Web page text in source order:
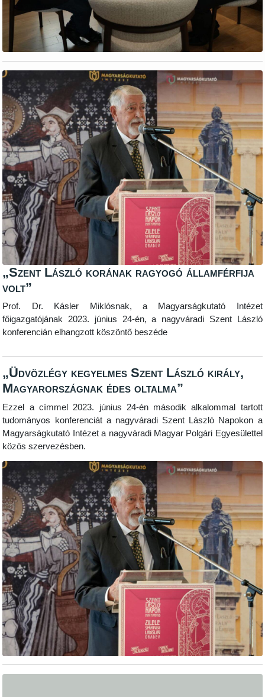
„Szent László korának ragyogó államférfija
volt”
Prof. Dr. Kásler Miklósnak, a Magyarságkutató Intézet
főigazgatójának 2023. június 24-én, a nagyváradi Szent László
konferencián elhangzott köszöntő beszéde
„Üdvözlégy kegyelmes Szent László király,
Magyarországnak édes oltalma”
Ezzel a címmel 2023. június 24-én második alkalommal tartott
tudományos konferenciát a nagyváradi Szent László Napokon a
Magyarságkutató Intézet a nagyváradi Magyar Polgári Egyesülettel
közös szervezésben.